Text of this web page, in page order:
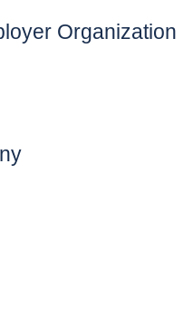
Organization